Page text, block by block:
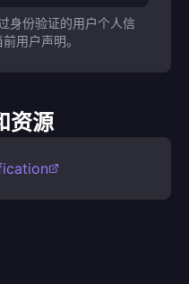
身份验证的用户个人信
用户声明。
资源